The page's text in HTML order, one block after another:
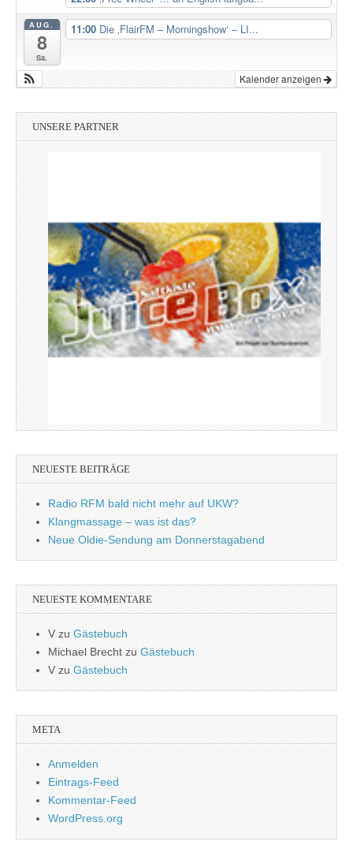
AUG.
8
Sa.
11:00 Die ‚FlairFM – Morningshow‘ – LI...
Kalender anzeigen
UNSERE PARTNER
NEUESTE BEITRÄGE
Radio RFM bald nicht mehr auf UKW?
Klangmassage – was ist das?
Neue Oldie-Sendung am Donnerstagabend
NEUESTE KOMMENTARE
V zu Gästebuch
Michael Brecht zu Gästebuch
Vzu Gästebuch
META
Anmelden
Eintrags-Feed
Kommentar-Feed
WordPress.org